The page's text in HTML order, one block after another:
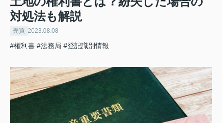
対処法も解説
売買 2023.08.08
#権利書 #法務局 #登記識別情報